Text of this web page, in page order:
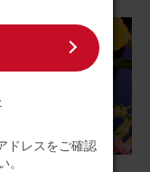
うと購入しまし
も白い花ばかり
ドレスをご確認